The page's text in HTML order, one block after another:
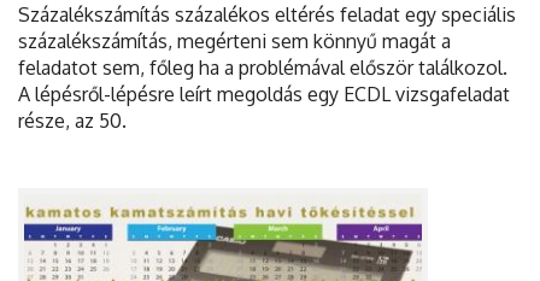
Százalékszámítás százalékos eltérés feladat egy speciális
százalékszámítás, megérteni sem könnyű magát a
feladatot sem, főleg ha a problémával először találkozol.
A lépésről-lépésre leírt megoldás egy ECDL vizsgafeladat
része, az 50.